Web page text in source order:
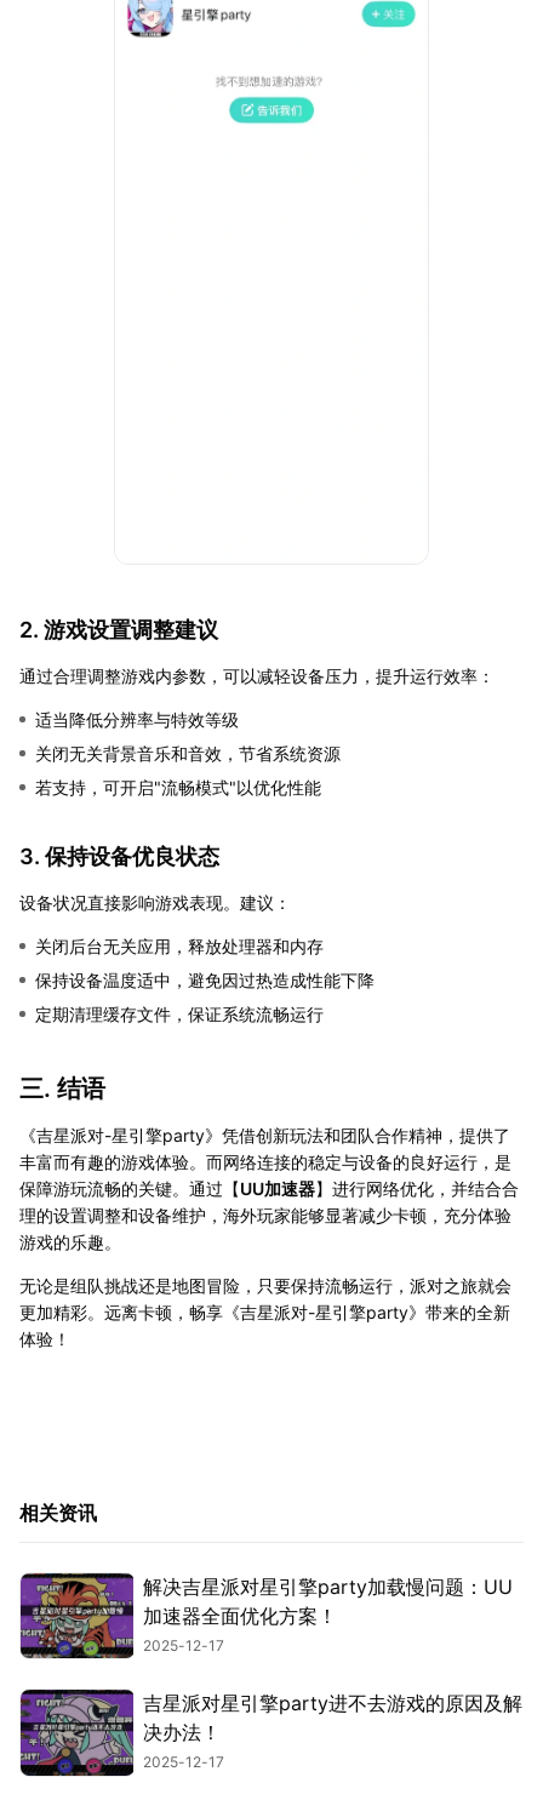
2. 游戏设置调整建议
通过合理调整游戏内参数，可以减轻设备压力，提升运行效率：
适当降低分辨率与特效等级
关闭无关背景音乐和音效，节省系统资源
若支持，可开启"流畅模式"以优化性能
3. 保持设备优良状态
设备状况直接影响游戏表现。建议：
关闭后台无关应用，释放处理器和内存
保持设备温度适中，避免因过热造成性能下降
定期清理缓存文件，保证系统流畅运行
三. 结语
《吉星派对-星引擎party》凭借创新玩法和团队合作精神，提供了
丰富而有趣的游戏体验。而网络连接的稳定与设备的良好运行，是
保障游玩流畅的关键。通过【UU加速器】进行网络优化，并结合合
理的设置调整和设备维护，海外玩家能够显著减少卡顿，充分体验
游戏的乐趣。
无论是组队挑战还是地图冒险，只要保持流畅运行，派对之旅就会
更加精彩。远离卡顿，畅享《吉星派对-星引擎party》带来的全新
体验！
相关资讯
解决吉星派对星引擎party加载慢问题：UU
加速器全面优化方案！
2025-12-17
吉星派对星引擎party进不去游戏的原因及解
决办法！
2025-12-17